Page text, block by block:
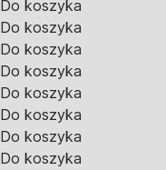
Do koszyka
Do koszyka
Do koszyka
Do koszyka
Do koszyka
Do koszyka
Do koszyka
Do koszyka